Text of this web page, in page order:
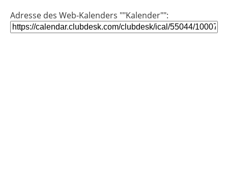
Adresse des Web-Kalenders ""Kalender"":